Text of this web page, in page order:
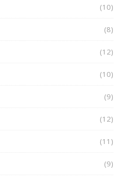
(10)
(8)
(12)
(10)
(9)
(12)
(11)
(9)